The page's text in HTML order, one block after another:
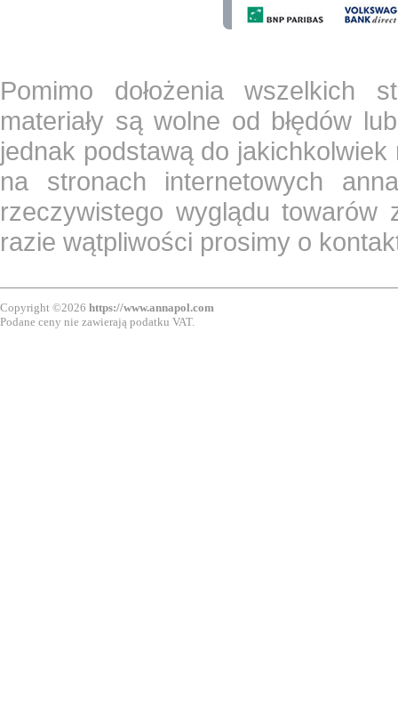
Pomimo dołożenia wszelkich
materiały są wolne od błędów
jednak podstawą do
na stronach internetowych
rzeczywistego wyglądu
razie wątpliwości prosimy o
Copyright ©2026 https://www.annapol.com
Podane ceny nie zawierają podatku VAT.